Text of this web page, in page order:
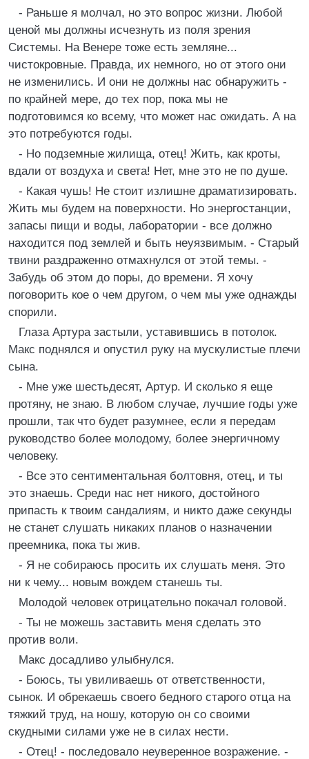
- Раньше я молчал, но это вопрос жизни. Любой
ценой мы должны исчезнуть из поля зрения
Системы. На Венере тоже есть земляне...
чистокровные. Правда, их немного, но от этого они
не изменились. И они не должны нас обнаружить -
по крайней мере, до тех пор, пока мы не
подготовимся ко всему, что может нас ожидать. А на
это потребуются годы.
- Но подземные жилища, отец! Жить, как кроты,
вдали от воздуха и света! Нет, мне это не по душе.
- Какая чушь! Не стоит излишне драматизировать.
Жить мы будем на поверхности. Но энергостанции,
запасы пищи и воды, лаборатории - все должно
находится под землей и быть неуязвимым. - Старый
твини раздраженно отмахнулся от этой темы. -
Забудь об этом до поры, до времени. Я хочу
поговорить кое о чем другом, о чем мы уже однажды
спорили.
Глаза Артура застыли, уставившись в потолок.
Макс поднялся и опустил руку на мускулистые плечи
сына.
- Мне уже шестьдесят, Артур. И сколько я еще
протяну, не знаю. В любом случае, лучшие годы уже
прошли, так что будет разумнее, если я передам
руководство более молодому, более энергичному
человеку.
- Все это сентиментальная болтовня, отец, и ты
это знаешь. Среди нас нет никого, достойного
припасть к твоим сандалиям, и никто даже секунды
не станет слушать никаких планов о назначении
преемника, пока ты жив.
- Я не собираюсь просить их слушать меня. Это
ни к чему... новым вождем станешь ты.
Молодой человек отрицательно покачал головой.
- Ты не можешь заставить меня сделать это
против воли.
Макс досадливо улыбнулся.
- Боюсь, ты увиливаешь от ответственности,
сынок. И обрекаешь своего бедного старого отца на
тяжкий труд, на ношу, которую он со своими
скудными силами уже не в силах нести.
- Отец! - последовало неуверенное возражение. -